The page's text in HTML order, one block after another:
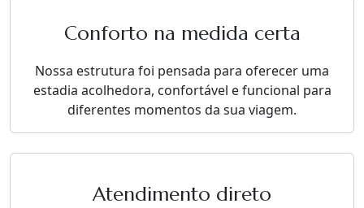
Conforto na medida certa
Nossa estrutura foi pensada para oferecer uma
estadia acolhedora, confortável e funcional para
diferentes momentos da sua viagem.
Atendimento direto